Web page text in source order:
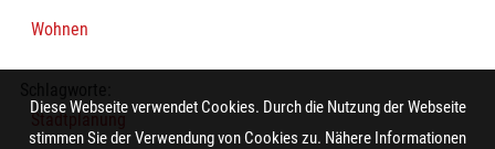
Wohnen
Stadtplanung
Diese Webseite verwendet Cookies. Durch die Nutzung der Webseite
stimmen Sie der Verwendung von Cookies zu. Nähere Informationen